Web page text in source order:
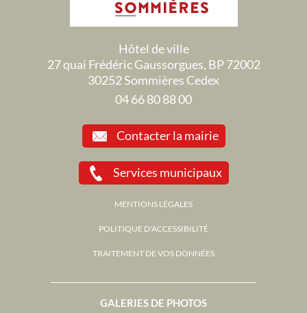
GALERIES DE PHOTOS
Hôtel de ville
27 quai Frédéric Gaussorgues, BP 72002
30252 Sommières Cedex
04 66 80 88 00
Contacter la mairie
Services municipaux
MENTIONS LÉGALES
POLITIQUE D'ACCESSIBILITÉ
TRAITEMENT DE VOS DONNÉES